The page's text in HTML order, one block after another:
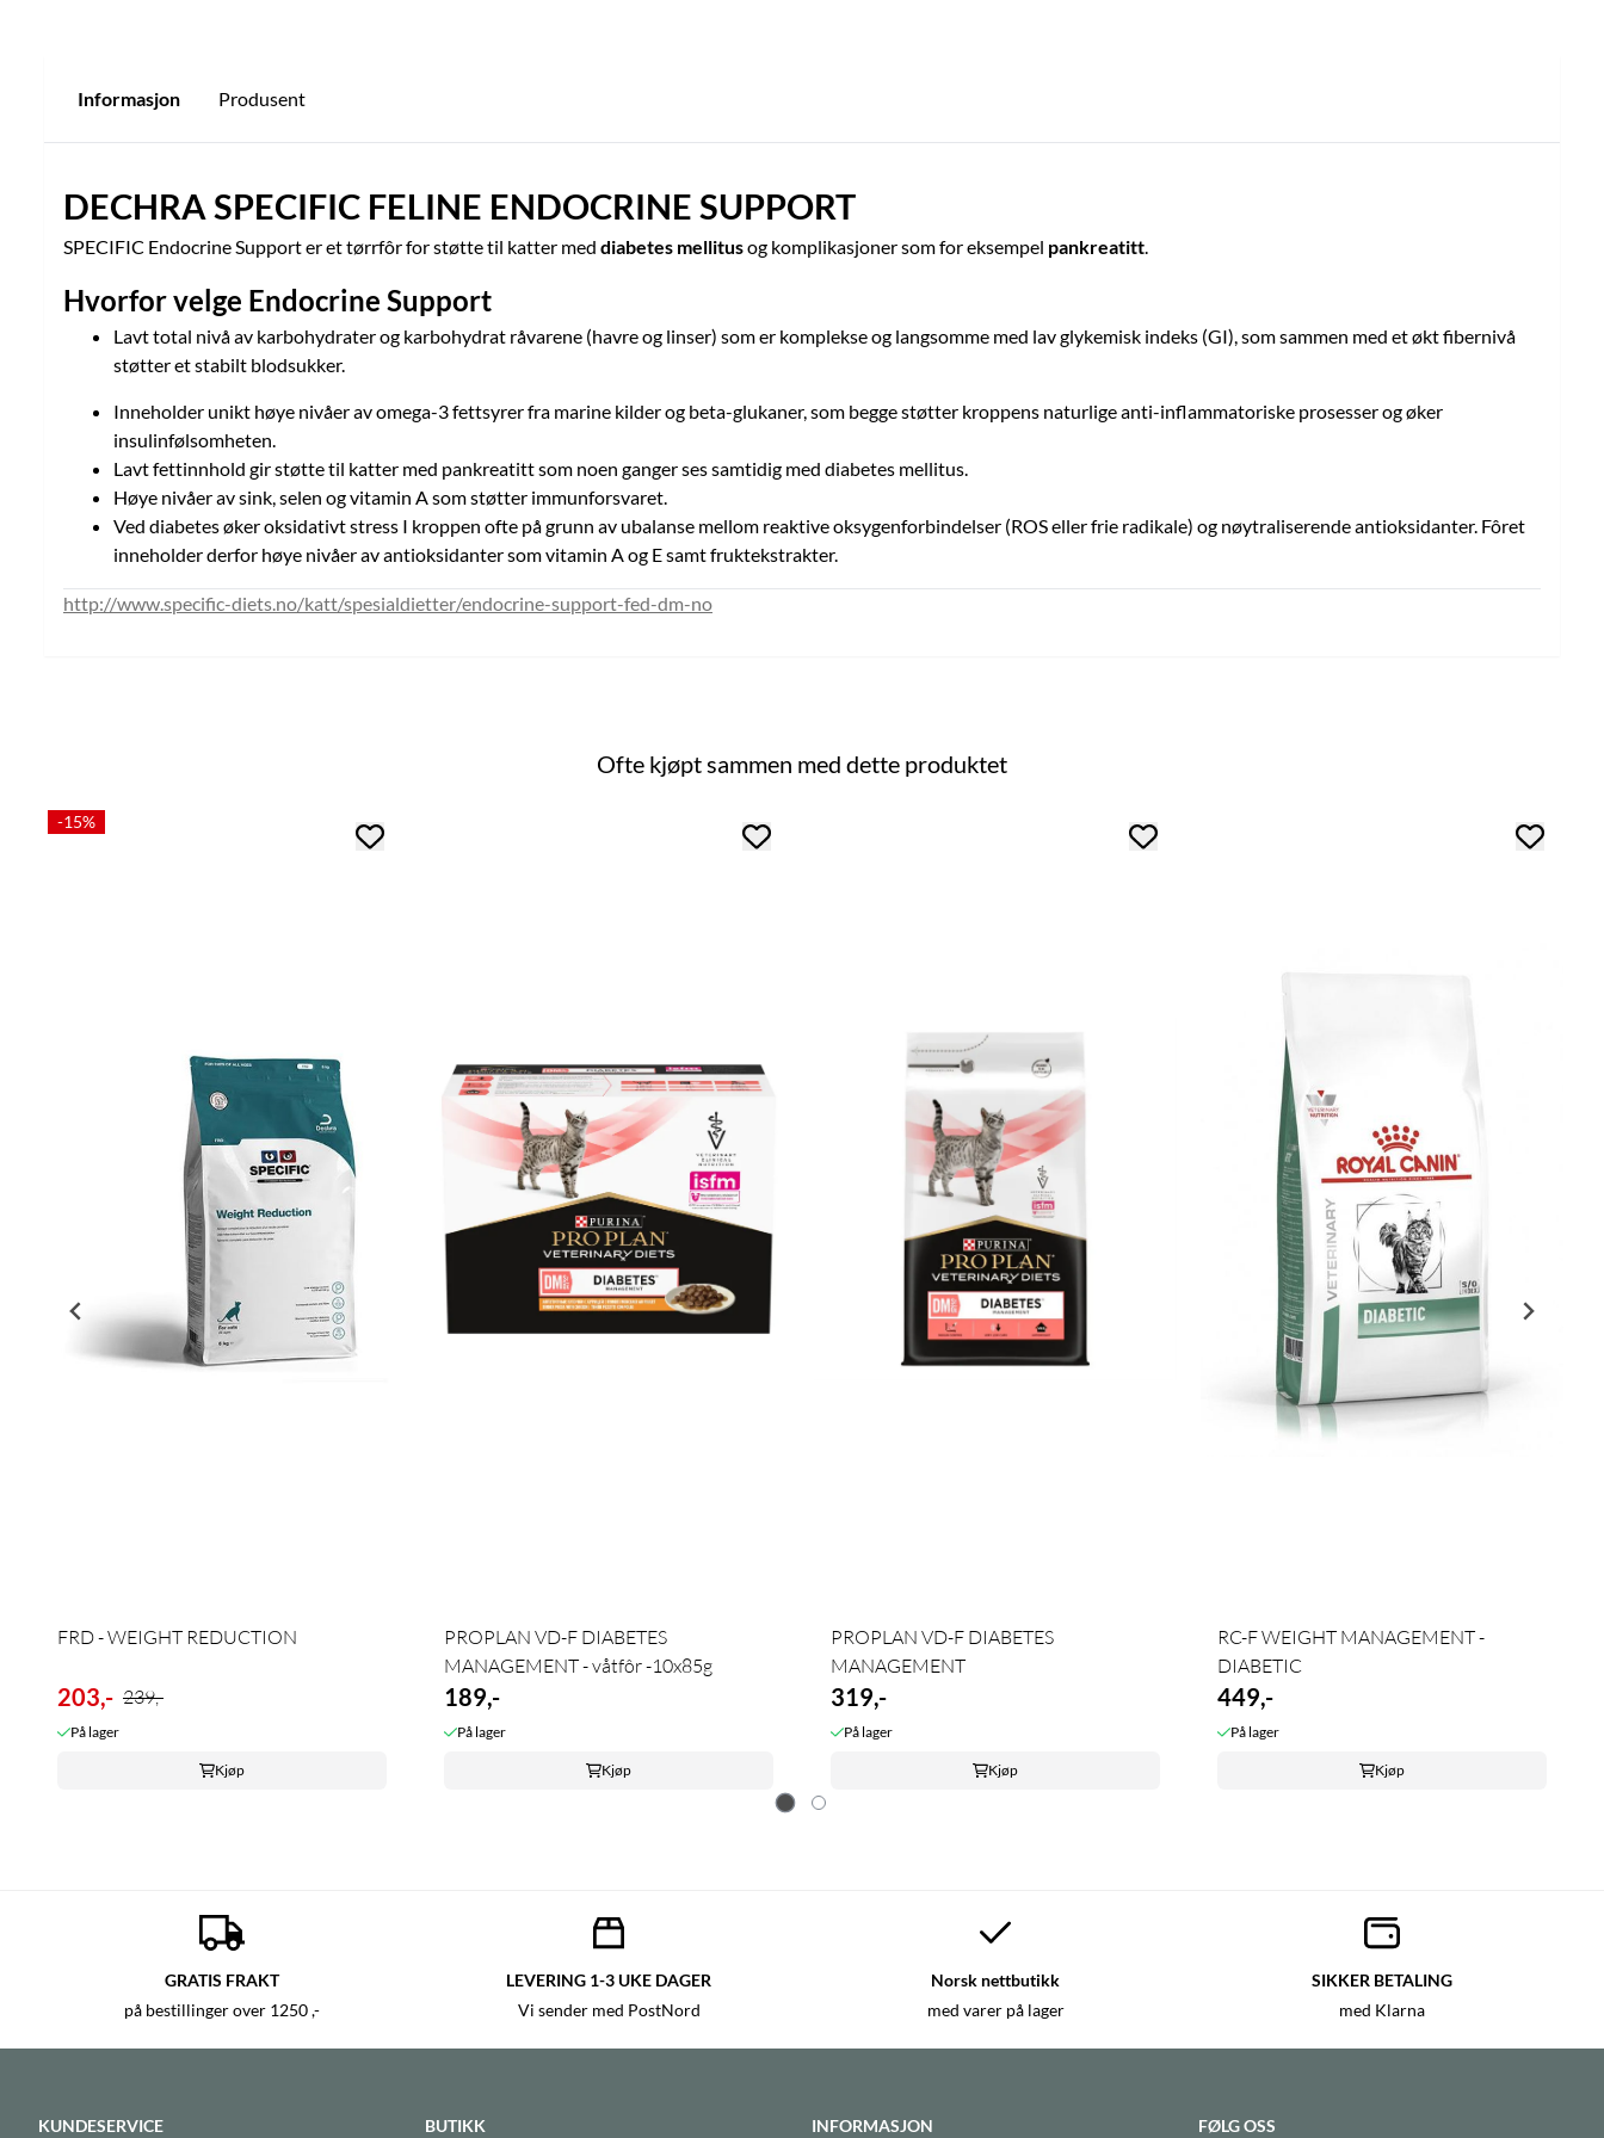
Informasjon Produsent
DECHRA SPECIFIC FELINE ENDOCRINE SUPPORT
SPECIFIC Endocrine Support er et tørrfôr for støtte til katter med diabetes mellitusog komplikasjoner som for eksempel pankreatitt.
Hvorfor velge Endocrine Support
Lavt total nivå av karbohydrater og karbohydrat råvarene (havre og linser) som er komplekse og langsomme med lav glykemisk indeks (GI), som sammen med et økt fibernivå
støtter et stabilt blodsukker.
Inneholder unikt høye nivåer av omega-3 fettsyrer fra marine kilder og beta-glukaner, som begge støtter kroppens naturlige anti-inflammatoriske prosesser og øker
insulinfølsomheten.
Lavt fettinnhold gir støtte til katter med pankreatitt som noen ganger ses samtidig med diabetes mellitus.
Høye nivåer av sink, selen og vitamin A som støtter immunforsvaret.
Ved diabetes øker oksidativt stress I kroppen ofte på grunn av ubalanse mellom reaktive oksygenforbindelser (ROS eller frie radikale) og nøytraliserende antioksidanter. Fôret
inneholder derfor høye nivåer av antioksidanter som vitamin A og E samt fruktekstrakter.
http://www.specific-diets.no/katt/spesialdietter/endocrine-support-fed-dm-no
Ofte kjøpt sammen med dette produktet
-15%
FRD - WEIGHT REDUCTION
203,- 239,-
På lager
Kjøp
PROPLAN VD-F DIABETES
MANAGEMENT - våtfôr -10x85g
189,-
På lager
Kjøp
PROPLAN VD-F DIABETES
MANAGEMENT
319,-
På lager
Kjøp
RC-F WEIGHT MANAGEMENT -
DIABETIC
449,-
På lager
Kjøp
GRATIS FRAKT
på bestillinger over 1250 ,-
LEVERING 1-3 UKE DAGER
Vi sender med PostNord
Norsk nettbutikk
med varer på lager
SIKKER BETALING
med Klarna
KUNDESERVICE BUTIKK INFORMASJON FØLG OSS